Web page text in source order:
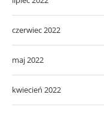
czerwiec 2022
maj 2022
kwiecień 2022